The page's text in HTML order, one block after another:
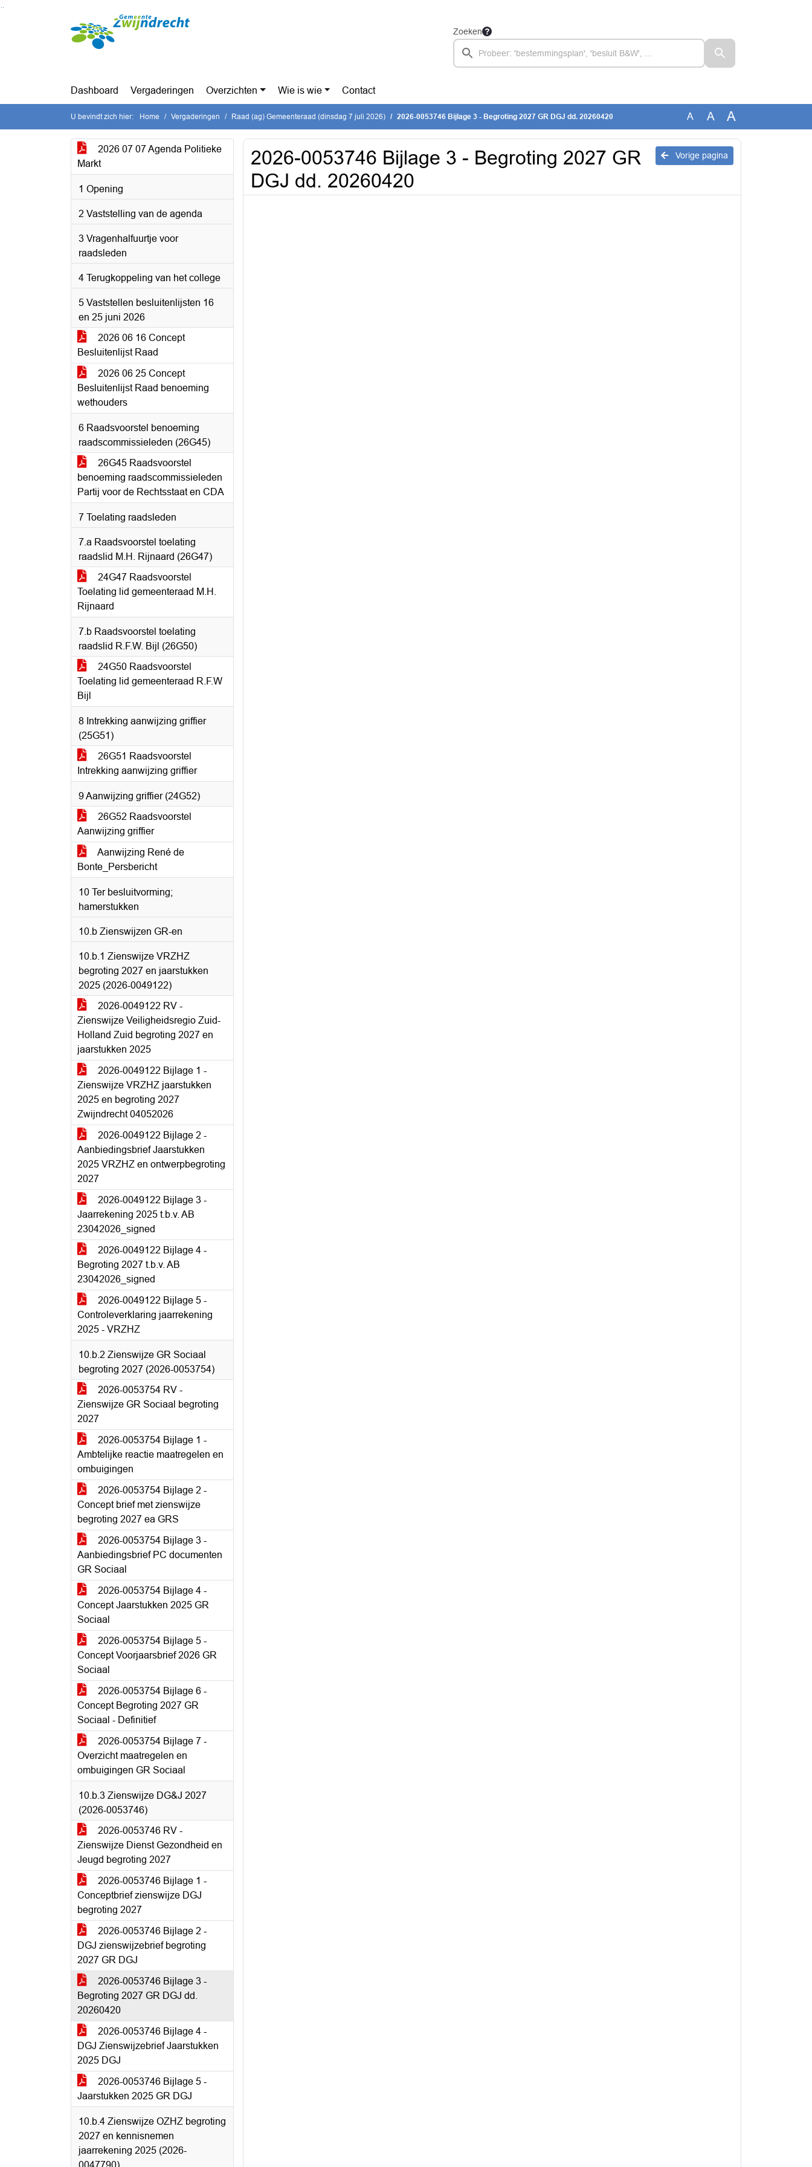
Ga naar de inhoud van deze pagina
Zoeken
Dashboard Vergaderingen Overzichten Wie is wie Contact
U bevindt zich hier: Home Vergaderingen Raad (ag) Gemeenteraad (dinsdag 7 juli 2026) 2026-0053746 Bijlage 3 - Begroting 2027 GR DGJ dd. 20260420 A A A
2026 07 07 Agenda Politieke
Markt
1 Opening
2 Vaststelling van de agenda
3 Vragenhalfuurtje voor
raadsleden
4 Terugkoppeling van het college
5 Vaststellen besluitenlijsten 16
en 25 juni 2026
2026 06 16 Concept
Besluitenlijst Raad
2026 06 25 Concept
Besluitenlijst Raad benoeming
wethouders
6 Raadsvoorstel benoeming
raadscommissieleden (26G45)
26G45 Raadsvoorstel
benoeming raadscommissieleden
Partij voor de Rechtsstaat en CDA
7 Toelating raadsleden
7.a Raadsvoorstel toelating
raadslid M.H. Rijnaard (26G47)
24G47 Raadsvoorstel
Toelating lid gemeenteraad M.H.
Rijnaard
7.b Raadsvoorstel toelating
raadslid R.F.W. Bijl (26G50)
24G50 Raadsvoorstel
Toelating lid gemeenteraad R.F.W
Bijl
8 Intrekking aanwijzing griffier
(25G51)
26G51 Raadsvoorstel
Intrekking aanwijzing griffier
9 Aanwijzing griffier (24G52)
26G52 Raadsvoorstel
Aanwijzing griffier
Aanwijzing René de
Bonte_Persbericht
10 Ter besluitvorming;
hamerstukken
10.b Zienswijzen GR-en
10.b.1 Zienswijze VRZHZ
begroting 2027 en jaarstukken
2025 (2026-0049122)
2026-0049122 RV -
Zienswijze Veiligheidsregio Zuid-
Holland Zuid begroting 2027 en
jaarstukken 2025
2026-0049122 Bijlage 1 -
Zienswijze VRZHZ jaarstukken
2025 en begroting 2027
Zwijndrecht 04052026
2026-0049122 Bijlage 2 -
Aanbiedingsbrief Jaarstukken
2025 VRZHZ en ontwerpbegroting
2027
2026-0049122 Bijlage 3 -
Jaarrekening 2025 t.b.v. AB
23042026_signed
2026-0049122 Bijlage 4 -
Begroting 2027 t.b.v. AB
23042026_signed
2026-0049122 Bijlage 5 -
Controleverklaring jaarrekening
2025 - VRZHZ
10.b.2 Zienswijze GR Sociaal
begroting 2027 (2026-0053754)
2026-0053754 RV -
Zienswijze GR Sociaal begroting
2027
2026-0053754 Bijlage 1 -
Ambtelijke reactie maatregelen en
ombuigingen
2026-0053754 Bijlage 2 -
Concept brief met zienswijze
begroting 2027 ea GRS
2026-0053754 Bijlage 3 -
Aanbiedingsbrief PC documenten
GR Sociaal
2026-0053754 Bijlage 4 -
Concept Jaarstukken 2025 GR
Sociaal
2026-0053754 Bijlage 5 -
Concept Voorjaarsbrief 2026 GR
Sociaal
2026-0053754 Bijlage 6 -
Concept Begroting 2027 GR
Sociaal - Definitief
2026-0053754 Bijlage 7 -
Overzicht maatregelen en
ombuigingen GR Sociaal
10.b.3 Zienswijze DG&J 2027
(2026-0053746)
2026-0053746 RV -
Zienswijze Dienst Gezondheid en
Jeugd begroting 2027
2026-0053746 Bijlage 1 -
Conceptbrief zienswijze DGJ
begroting 2027
2026-0053746 Bijlage 2 -
DGJ zienswijzebrief begroting
2027 GR DGJ
2026-0053746 Bijlage 3 -
Begroting 2027 GR DGJ dd.
20260420
2026-0053746 Bijlage 4 -
DGJ Zienswijzebrief Jaarstukken
2025 DGJ
2026-0053746 Bijlage 5 -
Jaarstukken 2025 GR DGJ
10.b.4 Zienswijze OZHZ begroting
2027 en kennisnemen
jaarrekening 2025 (2026-
0047790)
Vorige pagina
2026-0053746 Bijlage 3 - Begroting 2027 GR
DGJ dd. 20260420